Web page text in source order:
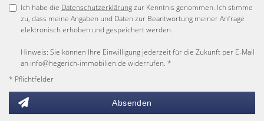
Ich habe die Datenschutzerklärungzur Kenntnis genommen. Ich stimme
zu, dass meine Angaben und Daten zur Beantwortung meiner Anfrage
elektronisch erhoben und gespeichert werden.
Hinweis: Sie können Ihre Einwilligung jederzeit für die Zukunft per E-Mail
an info@hegerich-immobilien.de widerrufen. *
* Pflichtfelder
Absenden